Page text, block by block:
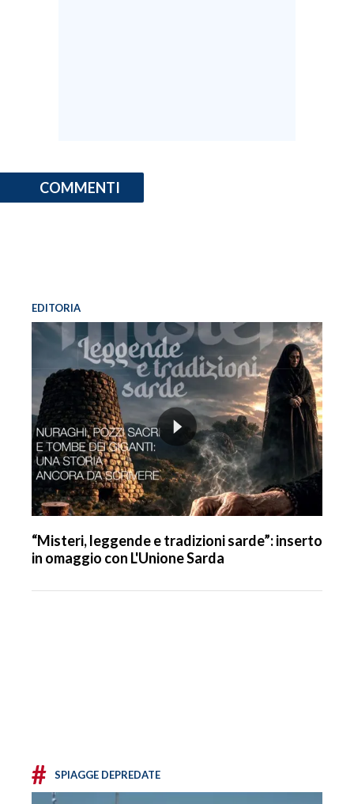
COMMENTI
EDITORIA
“Misteri, leggende e tradizioni sarde”: inserto
in omaggio con L'Unione Sarda
# SPIAGGE DEPREDATE